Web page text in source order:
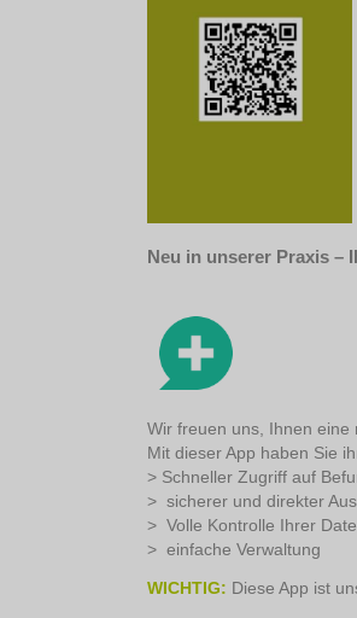
Neu in unserer Praxis –
Wir freuen uns, Ihnen eine
Mit dieser App haben Sie
> Schneller Zugriff auf
> sicherer und direkter
> Volle Kontrolle Ihrer
> einfache Verwaltung
WICHTIG: Diese App ist